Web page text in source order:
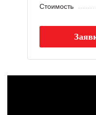
Стоимость